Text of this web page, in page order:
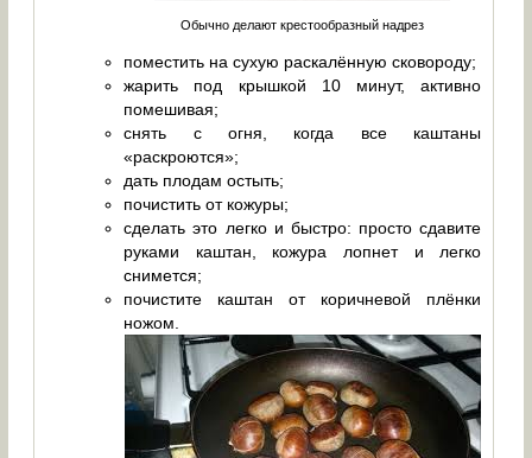
Обычно делают крестообразный надрез
поместить на сухую раскалённую сковороду;
жарить под крышкой 10 минут, активно
помешивая;
снять с огня, когда все каштаны
«раскроются»;
дать плодам остыть;
почистить от кожуры;
сделать это легко и быстро: просто сдавите
руками каштан, кожура лопнет и легко
снимется;
почистите каштан от коричневой плёнки
ножом.